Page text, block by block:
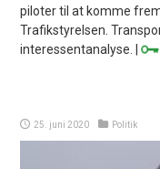
piloter til at komme
Trafikstyrelsen.
interessentanalyse. |
25. juni 2020 Politik